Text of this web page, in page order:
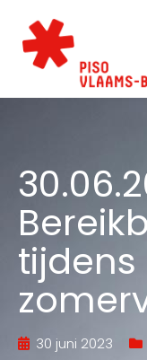
tijdens
30 juni 2023